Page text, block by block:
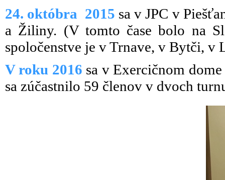
24. októbra 2015 sa v JPC v
a Žiliny. (V tomto čase bolo na
spoločenstve je v Trnave, v Bytči, v
V roku 2016 sa v Exercičnom
sa zúčastnilo 59 členov v dvoch